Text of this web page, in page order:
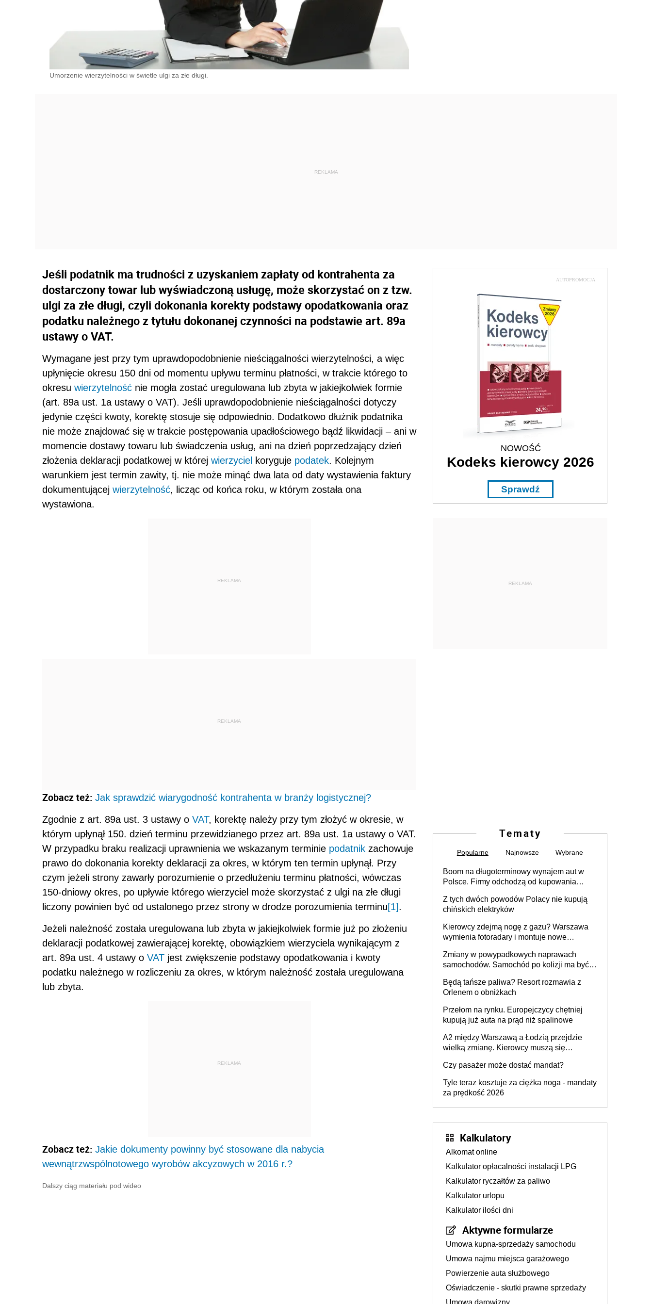
Umorzenie wierzytelności w świetle ulgi za złe długi.
Jeśli podatnik ma trudności z uzyskaniem zapłaty od kontrahenta za
dostarczony towar lub wyświadczoną usługę, może skorzystać on z tzw.
ulgi za złe długi, czyli dokonania korekty podstawy opodatkowania oraz
podatku należnego z tytułu dokonanej czynności na podstawie art. 89a
ustawy o VAT.
Wymagane jest przy tym uprawdopodobnienie nieściągalności wierzytelności, a więc
upłynięcie okresu 150 dni od momentu upływu terminu płatności, w trakcie którego to
okresu wierzytelność nie mogła zostać uregulowana lub zbyta w jakiejkolwiek formie
(art. 89a ust. 1a ustawy o VAT). Jeśli uprawdopodobnienie nieściągalności dotyczy
jedynie części kwoty, korektę stosuje się odpowiednio. Dodatkowo dłużnik podatnika
nie może znajdować się w trakcie postępowania upadłościowego bądź likwidacji – ani w
momencie dostawy towaru lub świadczenia usług, ani na dzień poprzedzający dzień
złożenia deklaracji podatkowej w której wierzyciel koryguje podatek. Kolejnym
warunkiem jest termin zawity, tj. nie może minąć dwa lata od daty wystawienia faktury
dokumentującej wierzytelność, licząc od końca roku, w którym została ona
wystawiona.
REKLAMA
REKLAMA
Zobacz też: Jak sprawdzić wiarygodność kontrahenta w branży logistycznej?
Zgodnie z art. 89a ust. 3 ustawy o VAT, korektę należy przy tym złożyć w okresie, w
którym upłynął 150. dzień terminu przewidzianego przez art. 89a ust. 1a ustawy o VAT.
W przypadku braku realizacji uprawnienia we wskazanym terminie podatnik zachowuje
prawo do dokonania korekty deklaracji za okres, w którym ten termin upłynął. Przy
czym jeżeli strony zawarły porozumienie o przedłużeniu terminu płatności, wówczas
150-dniowy okres, po upływie którego wierzyciel może skorzystać z ulgi na złe długi
liczony powinien być od ustalonego przez strony w drodze porozumienia terminu[1].
Jeżeli należność została uregulowana lub zbyta w jakiejkolwiek formie już po złożeniu
deklaracji podatkowej zawierającej korektę, obowiązkiem wierzyciela wynikającym z
art. 89a ust. 4 ustawy o VAT jest zwiększenie podstawy opodatkowania i kwoty
podatku należnego w rozliczeniu za okres, w którym należność została uregulowana
lub zbyta.
REKLAMA
Zobacz też: Jakie dokumenty powinny być stosowane dla nabycia
wewnątrzwspólnotowego wyrobów akcyzowych w 2016 r.?
Dalszy ciąg materiału pod wideo
AUTOPROMOCJA
NOWOŚĆ
Kodeks kierowcy 2026
Sprawdź
REKLAMA
Tematy
Popularne Najnowsze Wybrane
Boom na długoterminowy wynajem aut w
Polsce. Firmy odchodzą od kupowania
Z tych dwóch powodów Polacy nie kupują
chińskich elektryków
Kierowcy zdejmą nogę z gazu? Warszawa
wymienia fotoradary i montuje nowe
Zmiany w powypadkowych naprawach
samochodów. Samochód po kolizji ma być
technologią producenta
Będą tańsze paliwa? Resort rozmawia z
Orlenem o obniżkach
Przełom na rynku. Europejczycy chętniej
kupują już auta na prąd niż spalinowe
A2 między Warszawą a Łodzią przejdzie
wielką zmianę. Kierowcy muszą się
Czy pasażer może dostać mandat?
Tyle teraz kosztuje za ciężka noga - mandaty
za prędkość 2026
Kalkulatory
Alkomat online
Kalkulator opłacalności instalacji LPG
Kalkulator ryczałtów za paliwo
Kalkulator urlopu
Kalkulator ilości dni
Aktywne formularze
Umowa kupna-sprzedaży samochodu
Umowa najmu miejsca garażowego
Powierzenie auta służbowego
Oświadczenie - skutki prawne sprzedaży